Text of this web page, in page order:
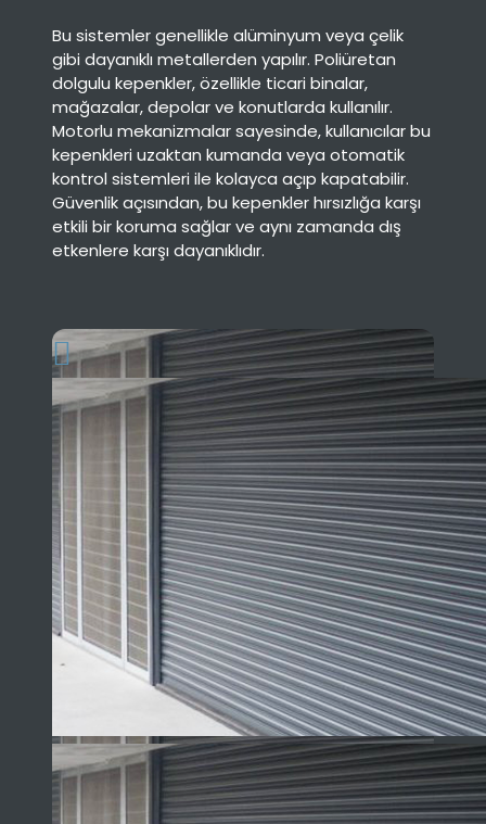
Bu sistemler genellikle alüminyum veya çelik
gibi dayanıklı metallerden yapılır. Poliüretan
dolgulu kepenkler, özellikle ticari binalar,
mağazalar, depolar ve konutlarda kullanılır.
Motorlu mekanizmalar sayesinde, kullanıcılar bu
kepenkleri uzaktan kumanda veya otomatik
kontrol sistemleri ile kolayca açıp kapatabilir.
Güvenlik açısından, bu kepenkler hırsızlığa karşı
etkili bir koruma sağlar ve aynı zamanda dış
etkenlere karşı dayanıklıdır.